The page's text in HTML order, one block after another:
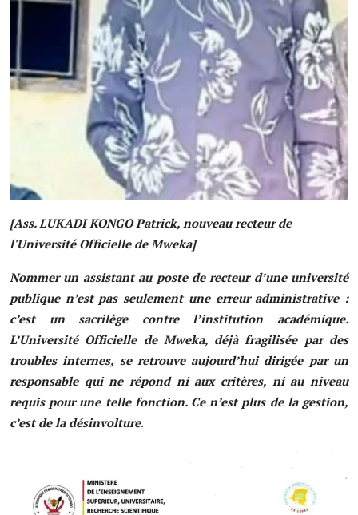
Infrastructures
Coopération
Environnement
[Ass. LUKADI KONGO Patrick, nouveau recteur de
l'Université Officielle de Mweka]
Nommer un assistant au poste de recteur d’une université
publique n’est pas seulement une erreur administrative :
c’est un sacrilège contre l’institution académique.
L’Université Officielle de Mweka, déjà fragilisée par des
troubles internes, se retrouve aujourd’hui dirigée par un
responsable qui ne répond ni aux critères, ni au niveau
requis pour une telle fonction. Ce n’est plus de la gestion,
c’est de la désinvolture.